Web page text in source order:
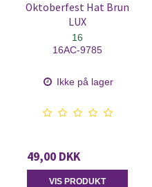
Oktoberfest Hat Brun
LUX
16
16AC-9785
Ikke på lager
49,00 DKK
VIS PRODUKT